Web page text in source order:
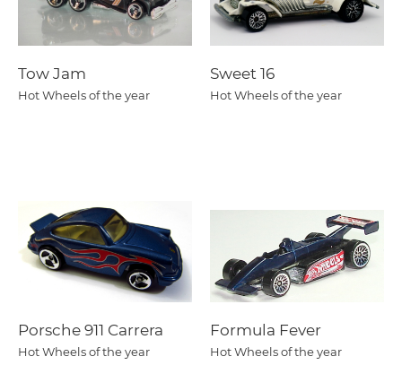
Tow Jam
Hot Wheels of the year
Sweet 16
Hot Wheels of the year
Porsche 911 Carrera
Hot Wheels of the year
Formula Fever
Hot Wheels of the year